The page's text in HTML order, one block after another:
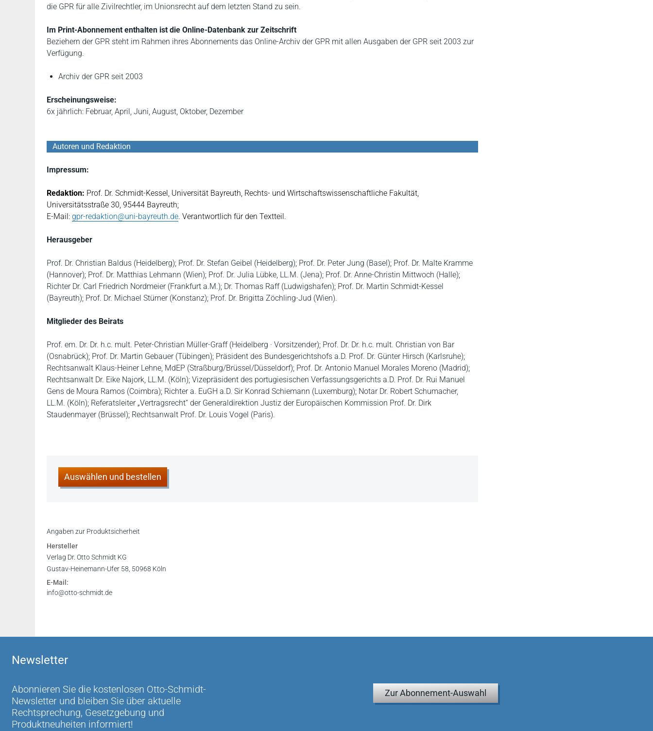
die GPR für alle Zivilrechtler, im Unionsrecht auf dem letzten Stand zu sein.
Im Print-Abonnement enthalten ist die Online-Datenbank zur Zeitschrift
Beziehern der GPR steht im Rahmen ihres Abonnements das Online-Archiv der GPR mit allen Ausgaben der GPR seit 2003 zur
Verfügung.
Archiv der GPR seit 2003
Erscheinungsweise:
6x jährlich: Februar, April, Juni, August, Oktober, Dezember
Autoren und Redaktion
Impressum:
Redaktion: Prof. Dr. Schmidt-Kessel, Universität Bayreuth, Rechts- und Wirtschaftswissenschaftliche Fakultät,
Universitätsstraße 30, 95444 Bayreuth;
E-Mail: gpr-redaktion@uni-bayreuth.de. Verantwortlich für den Textteil.
Herausgeber
Prof. Dr. Christian Baldus (Heidelberg); Prof. Dr. Stefan Geibel (Heidelberg); Prof. Dr. Peter Jung (Basel); Prof. Dr. Malte Kramme
(Hannover); Prof. Dr. Matthias Lehmann (Wien); Prof. Dr. Julia Lübke, LL.M. (Jena); Prof. Dr. Anne-Christin Mittwoch (Halle);
Richter Dr. Carl Friedrich Nordmeier (Frankfurt a.M.); Dr. Thomas Raff (Ludwigshafen); Prof. Dr. Martin Schmidt-Kessel
(Bayreuth); Prof. Dr. Michael Stürner (Konstanz); Prof. Dr. Brigitta Zöchling-Jud (Wien).
Mitglieder des Beirats
Prof. em. Dr. Dr. h.c. mult. Peter-Christian Müller-Graff (Heidelberg · Vorsitzender); Prof. Dr. Dr. h.c. mult. Christian von Bar
(Osnabrück); Prof. Dr. Martin Gebauer (Tübingen); Präsident des Bundesgerichtshofs a.D. Prof. Dr. Günter Hirsch (Karlsruhe);
Rechtsanwalt Klaus-Heiner Lehne, MdEP (Straßburg/Brüssel/Düsseldorf); Prof. Dr. Antonio Manuel Morales Moreno (Madrid);
Rechtsanwalt Dr. Eike Najork, LL.M. (Köln); Vizepräsident des portugiesischen Verfassungsgerichts a.D. Prof. Dr. Rui Manuel
Gens de Moura Ramos (Coimbra); Richter a. EuGH a.D. Sir Konrad Schiemann (Luxemburg); Notar Dr. Robert Schumacher,
LL.M. (Köln); Referatsleiter „Vertragsrecht“ der Generaldirektion Justiz der Europäischen Kommission Prof. Dr. Dirk
Staudenmayer (Brüssel); Rechtsanwalt Prof. Dr. Louis Vogel (Paris).
Auswählen und bestellen
Angaben zur Produktsicherheit
Hersteller
Verlag Dr. Otto Schmidt KG
Gustav-Heinemann-Ufer 58, 50968 Köln
E-Mail:
info@otto-schmidt.de
Newsletter
Abonnieren Sie die kostenlosen Otto-Schmidt-
Newsletter und bleiben Sie über aktuelle
Rechtsprechung, Gesetzgebung und
Produktneuheiten informiert!
Zur Abonnement-Auswahl